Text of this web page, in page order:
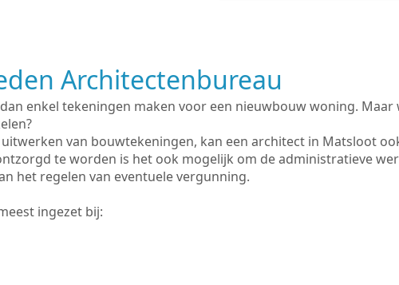
Architectenbureau
enkel tekeningen maken voor een nieuwbouw woning. Maar
van bouwtekeningen, kan een architect in Matsloot
te worden is het ook mogelijk om de administratieve
het regelen van eventuele vergunning.
ingezet bij: